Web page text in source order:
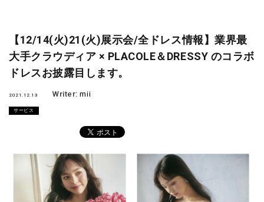
【12/14(火)21(火)展示会/全ドレス情報】業界最
大手クラウディア × PLACOLE＆DRESSY のコラボ
ドレスお披露目します。
2021.12.13 Writer:mii
サービス